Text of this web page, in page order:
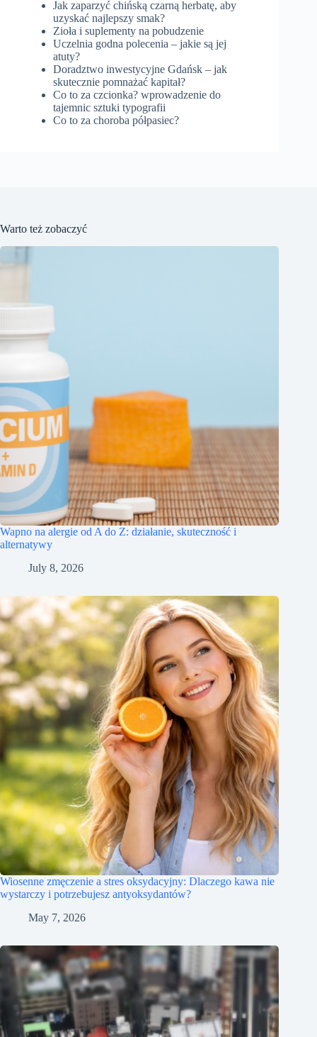
Jak zaparzyć chińską czarną herbatę, aby
uzyskać najlepszy smak?
Zioła i suplementy na pobudzenie
Uczelnia godna polecenia – jakie są jej
atuty?
Doradztwo inwestycyjne Gdańsk – jak
skutecznie pomnażać kapitał?
Co to za czcionka? wprowadzenie do
tajemnic sztuki typografii
Co to za choroba półpasiec?
Warto też zobaczyć
Wapno na alergie od A do Z: działanie, skuteczność i
alternatywy
July 8, 2026
Wiosenne zmęczenie a stres oksydacyjny: Dlaczego kawa nie
wystarczy i potrzebujesz antyoksydantów?
May 7, 2026